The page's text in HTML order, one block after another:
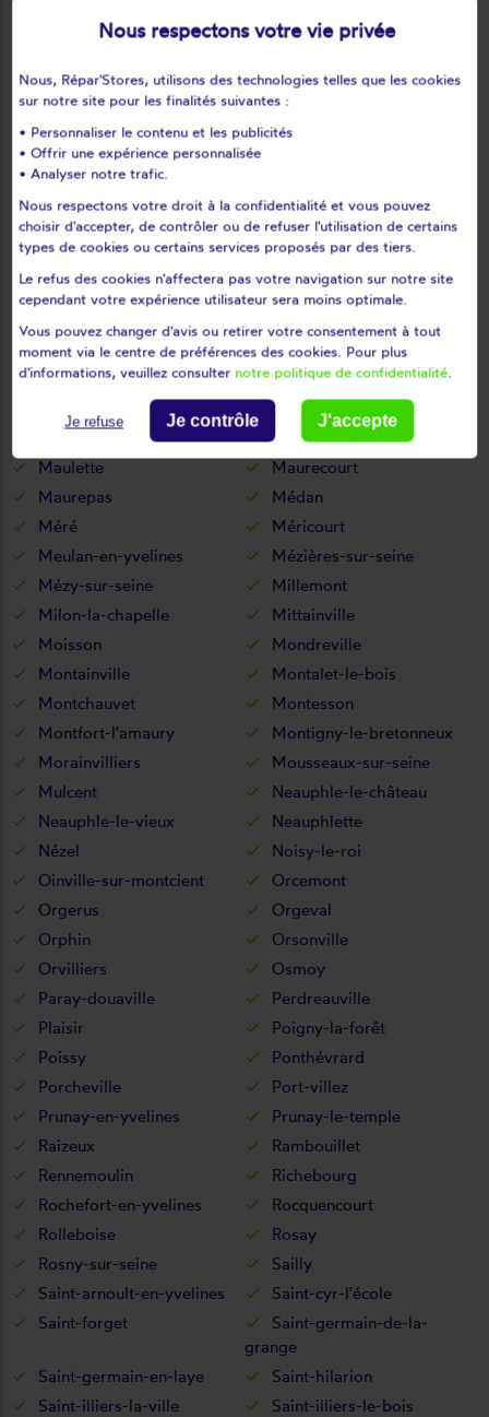
Le tartre-gaudran
Le tertre-saint-denis
Les alluets-le-roi
Les bréviaires
Les clayes-sous-bois
Les essarts-le-roi
Les loges-en-josas
Les mesnuls
Les mureaux
Limay
Limetz-villez
Lommoye
Longnes
Louveciennes
L'étang-la-ville
Magnanville
Mantes-la-jolie
Mantes-la-ville
Marcq
Mareil-le-guyon
Mareil-sur-mauldre
Maule
Maulette
Maurecourt
Maurepas
Médan
Méré
Méricourt
Meulan-en-yvelines
Mézières-sur-seine
Mézy-sur-seine
Millemont
Milon-la-chapelle
Mittainville
Moisson
Mondreville
Montainville
Montalet-le-bois
Montchauvet
Montesson
Montfort-l'amaury
Montigny-le-bretonneux
Morainvilliers
Mousseaux-sur-seine
Mulcent
Neauphle-le-château
Neauphle-le-vieux
Neauphlette
Nézel
Noisy-le-roi
Oinville-sur-montcient
Orcemont
Orgerus
Orgeval
Orphin
Orsonville
Orvilliers
Osmoy
Paray-douaville
Perdreauville
Plaisir
Poigny-la-forêt
Poissy
Ponthévrard
Porcheville
Port-villez
Prunay-en-yvelines
Prunay-le-temple
Raizeux
Rambouillet
Rennemoulin
Richebourg
Rochefort-en-yvelines
Rocquencourt
Rolleboise
Rosay
Rosny-sur-seine
Sailly
Saint-arnoult-en-yvelines
Saint-cyr-l'école
Saint-forget
Saint-germain-de-la-
grange
Saint-germain-en-laye
Saint-hilarion
Saint-illiers-la-ville
Saint-illiers-le-bois
Nous respectons votre vie privée
Nous, Répar'Stores, utilisons des technologies telles que les cookies
sur notre site pour les finalités suivantes :
• Personnaliser le contenu et les publicités
• Offrir une expérience personnalisée
• Analyser notre trafic.
Nous respectons votre droit à la confidentialité et vous pouvez
choisir d'accepter, de contrôler ou de refuser l'utilisation de certains
types de cookies ou certains services proposés par des tiers.
Le refus des cookies n'affectera pas votre navigation sur notre site
cependant votre expérience utilisateur sera moins optimale.
Vous pouvez changer d'avis ou retirer votre consentement à tout
moment via le centre de préférences des cookies. Pour plus
d'informations, veuillez consulter notre politique de confidentialité.
Je refuse Je contrôle J'accepte